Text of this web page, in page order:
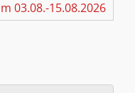
03.08.-15.08.2026